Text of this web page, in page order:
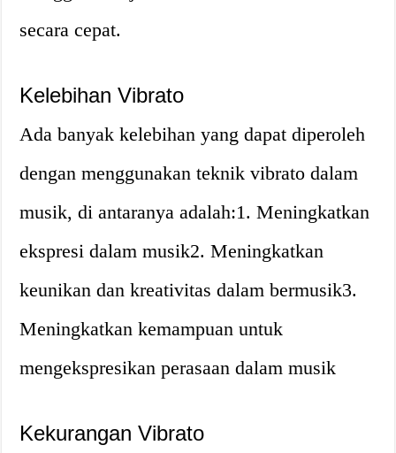
secara cepat.
Kelebihan Vibrato
Ada banyak kelebihan yang dapat diperoleh
dengan menggunakan teknik vibrato dalam
musik, di antaranya adalah:1. Meningkatkan
ekspresi dalam musik2. Meningkatkan
keunikan dan kreativitas dalam bermusik3.
Meningkatkan kemampuan untuk
mengekspresikan perasaan dalam musik
Kekurangan Vibrato